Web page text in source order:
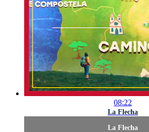
08:22
La Flecha
La Flecha